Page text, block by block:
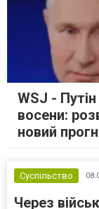
WSJ -
восени:
новий
Суспільство
Через